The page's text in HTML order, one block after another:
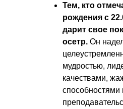
Тем, кто
рождения с
дарит свое
осетр. Он
мудростью,
качествами,
способностями